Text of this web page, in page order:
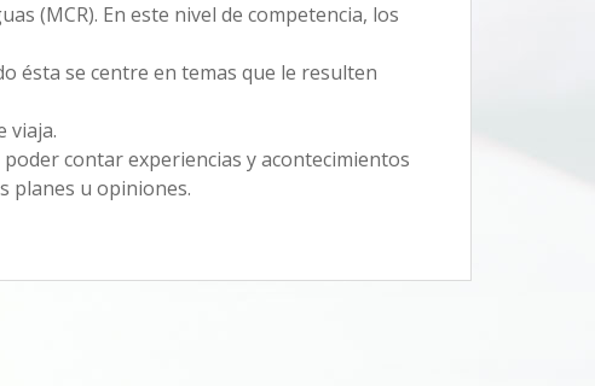
(MCR). En este nivel de competencia, los
ésta se centre en temas que le resulten
viaja.
contar experiencias y acontecimientos
planes u opiniones.